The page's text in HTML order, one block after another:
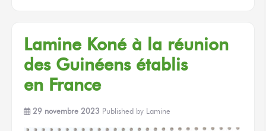
Lamine Koné à la réunion
des Guinéens établis
en France
29 novembre 2023 Published by Lamine